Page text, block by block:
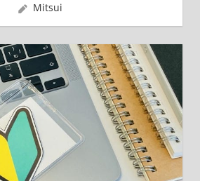
Mitsui